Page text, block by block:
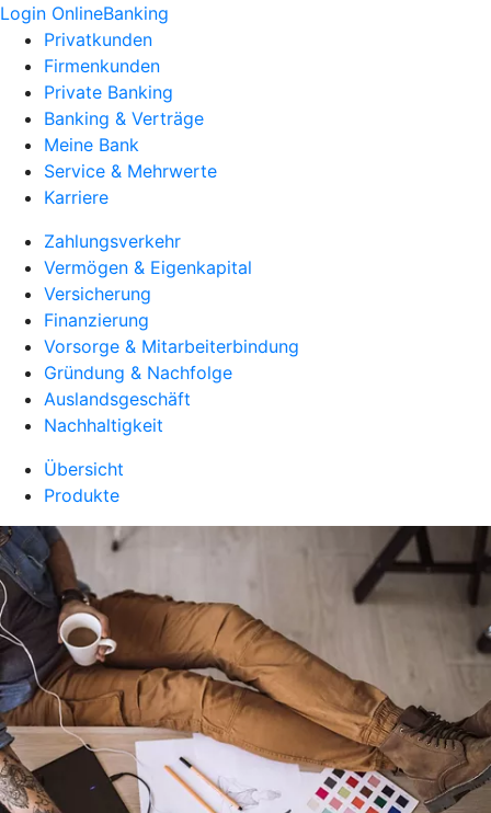
Login OnlineBanking
Privatkunden
Firmenkunden
Private Banking
Banking & Verträge
Meine Bank
Service & Mehrwerte
Karriere
Zahlungsverkehr
Vermögen & Eigenkapital
Versicherung
Finanzierung
Vorsorge & Mitarbeiterbindung
Gründung & Nachfolge
Auslandsgeschäft
Nachhaltigkeit
Übersicht
Produkte